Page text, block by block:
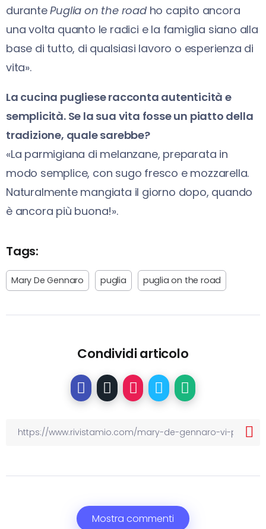
durantePuglia on the roadho capito ancora
una volta quanto le radici e la famiglia siano alla
base di tutto, di qualsiasi lavoro o esperienza di
vita».
La cucina pugliese racconta autenticità e
semplicità. Se la sua vita fosse un piatto della
tradizione, quale sarebbe?
«La parmigiana di melanzane, preparata in
modo semplice, con sugo fresco e mozzarella.
Naturalmente mangiata il giorno dopo, quando
è ancora più buona!».
Tags:
Mary De Gennaro puglia puglia on the road
Condividi articolo
Mostra commenti